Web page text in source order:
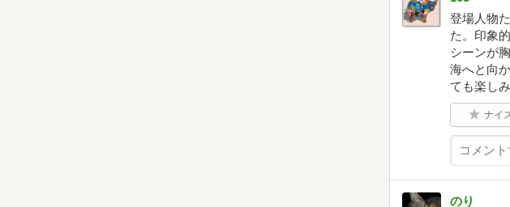
登場人物
た。印象
シーンが
海へと向
ても楽し
ナイ
のり